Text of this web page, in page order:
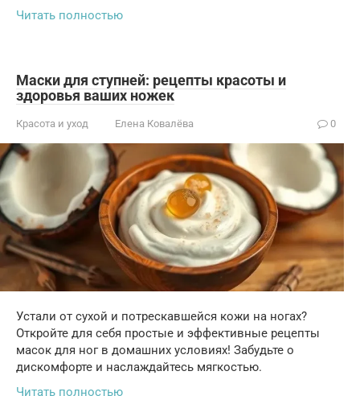
Читать полностью
Маски для ступней: рецепты красоты и
здоровья ваших ножек
Красота и уход Елена Ковалёва 0
Устали от сухой и потрескавшейся кожи на ногах?
Откройте для себя простые и эффективные рецепты
масок для ног в домашних условиях! Забудьте о
дискомфорте и наслаждайтесь мягкостью.
Читать полностью